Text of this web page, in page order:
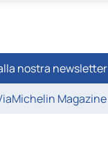
nostra newsletter
Magazine